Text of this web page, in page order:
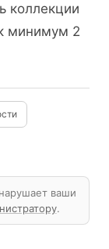
коллекции
минимум 2
ваши
.